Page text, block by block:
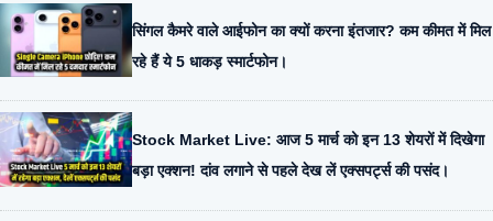
सिंगल कैमरे वाले आईफोन का क्यों करना इंतजार? कम कीमत में मिल
रहे हैं ये 5 धाकड़ स्मार्टफोन।
Stock Market Live: आज 5 मार्च को इन 13 शेयरों में दिखेगा
बड़ा एक्शन! दांव लगाने से पहले देख लें एक्सपर्ट्स की पसंद।